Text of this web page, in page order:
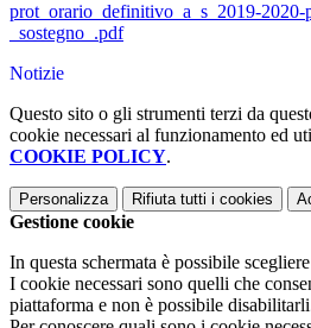
prot_orario_definitivo_a_s_2019-2020-
_sostegno_.pdf
Notizie
Questo sito o gli strumenti terzi da
cookie necessari al funzionamento ed
COOKIE POLICY.
Personalizza Rifiuta tutti i cookies
Gestione cookie
In questa schermata è possibile
I cookie necessari sono quelli che
piattaforma e non è possibile